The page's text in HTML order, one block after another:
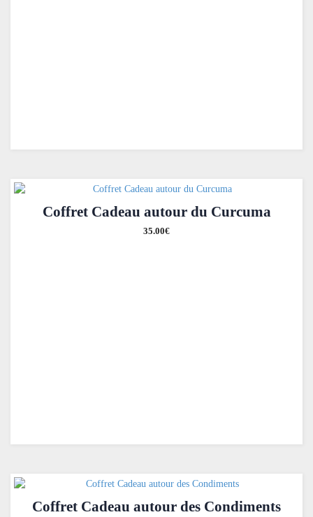
Coffret Cadeau autour du Curcuma
35.00€
Coffret Cadeau autour des Condiments